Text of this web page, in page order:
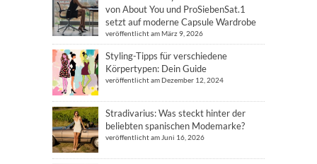
von About You und ProSiebenSat.1
setzt auf moderne Capsule Wardrobe
veröffentlicht am März 9, 2026
Styling-Tipps für verschiedene
Körpertypen: Dein Guide
veröffentlicht am Dezember 12, 2024
Stradivarius: Was steckt hinter der
beliebten spanischen Modemarke?
veröffentlicht am Juni 16, 2026